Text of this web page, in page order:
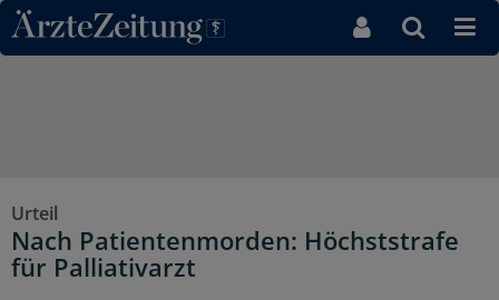
Direkt zum Inhaltsbereich
Urteil
Nach Patientenmorden: Höchststrafe
für Palliativarzt